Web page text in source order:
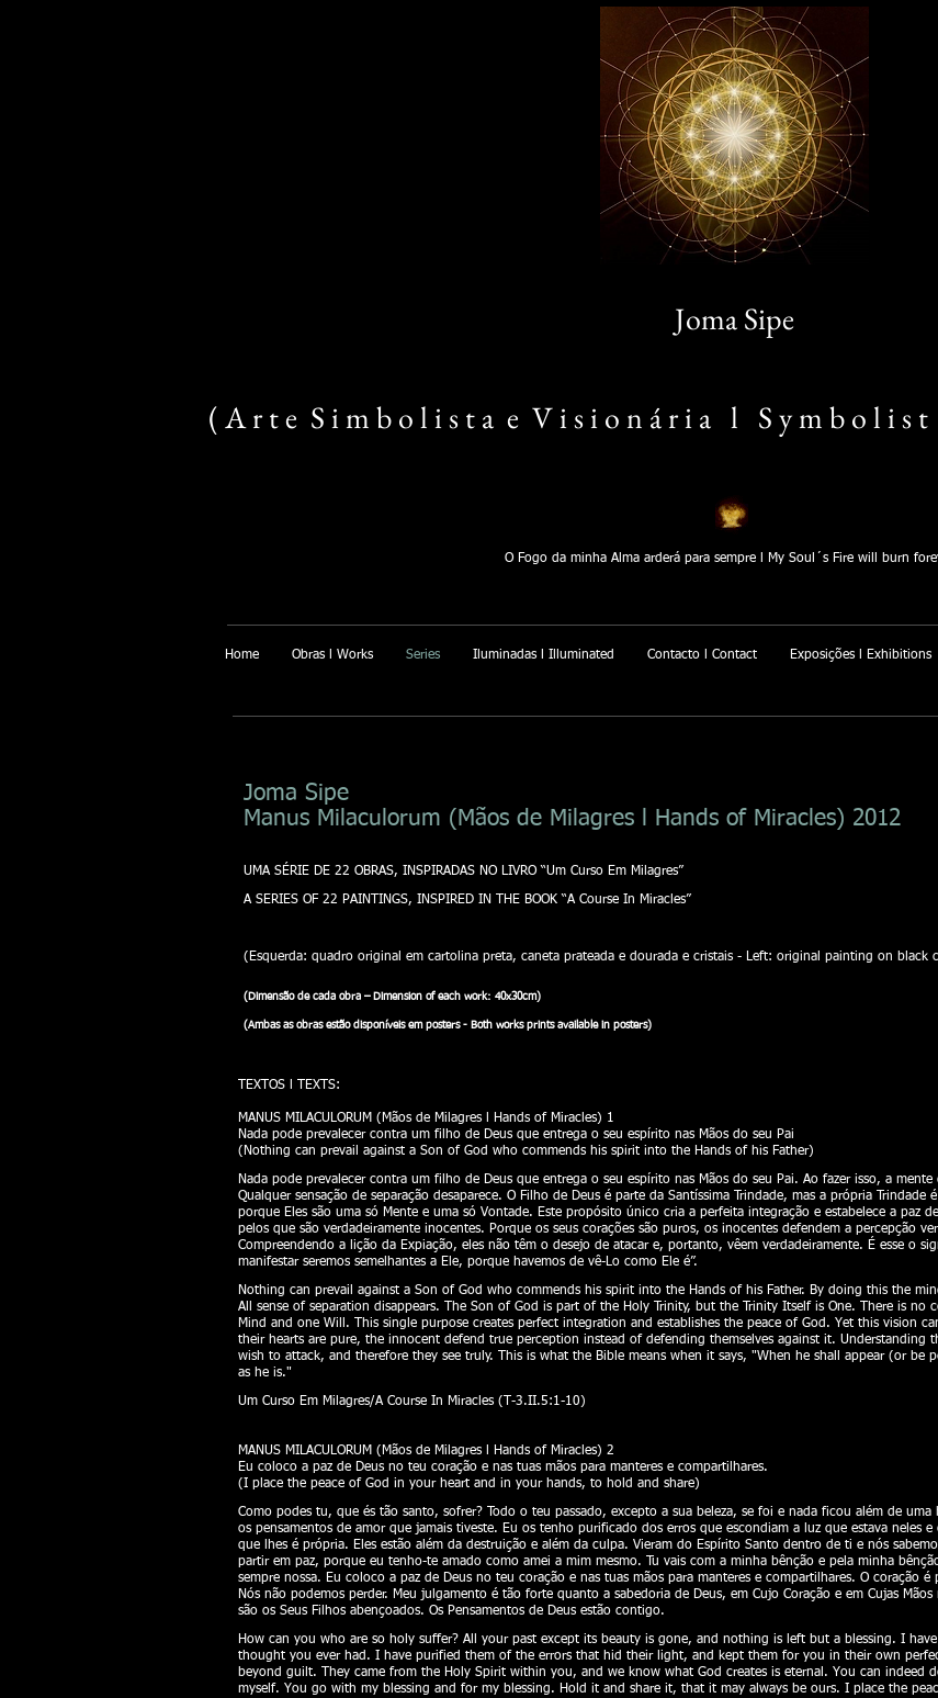
Joma Sipe
( A r t e S i m b o l i s t a e V i s i o n á r i a l S y m b o l i s
O Fogo da minha Alma arderá para sempre l My Soul´s Fire will burn
Home Obras l Works Series Iluminadas l Illuminated Contacto l Contact Exposições l Exhibitions
Joma Sipe
Manus Milaculorum (Mãos de Milagres l Hands of Miracles) 2012
UMA SÉRIE DE 22 OBRAS, INSPIRADAS NO LIVRO “Um Curso Em Milagres”
A SERIES OF 22 PAINTINGS, INSPIRED IN THE BOOK “A Course In Miracles”
(Esquerda: quadro original em cartolina preta, caneta prateada e dourada e cristais - Left: original painting on
(Dimensão de cada obra – Dimension of each work: 40x30cm)
(Ambas as obras estão disponíveis em posters - Both works prints available in posters)
TEXTOS l TEXTS:
MANUS MILACULORUM (Mãos de Milagres l Hands of Miracles) 1
Nada pode prevalecer contra um filho de Deus que entrega o seu espírito nas Mãos do seu Pai
(Nothing can prevail against a Son of God who commends his spirit into the Hands of his Father)
Nada pode prevalecer contra um filho de Deus que entrega o seu espírito nas Mãos do seu Pai. Ao fazer isso, a
Qualquer sensação de separação desaparece. O Filho de Deus é parte da Santíssima Trindade, mas a própria
porque Eles são uma só Mente e uma só Vontade. Este propósito único cria a perfeita integração e estabelece a paz
pelos que são verdadeiramente inocentes. Porque os seus corações são puros, os inocentes defendem a percepção
Compreendendo a lição da Expiação, eles não têm o desejo de atacar e, portanto, vêem verdadeiramente. É esse o
manifestar seremos semelhantes a Ele, porque havemos de vê-Lo como Ele é”.
Nothing can prevail against a Son of God who commends his spirit into the Hands of his Father. By doing this the
All sense of separation disappears. The Son of God is part of the Holy Trinity, but the Trinity Itself is One. There is no
Mind and one Will. This single purpose creates perfect integration and establishes the peace of God. Yet this vision
their hearts are pure, the innocent defend true perception instead of defending themselves against it. Understanding
wish to attack, and therefore they see truly. This is what the Bible means when it says, "When he shall appear (or be
as he is."
Um Curso Em Milagres/A Course In Miracles (T-3.II.5:1-10)
MANUS MILACULORUM (Mãos de Milagres l Hands of Miracles) 2
Eu coloco a paz de Deus no teu coração e nas tuas mãos para manteres e compartilhares.
(I place the peace of God in your heart and in your hands, to hold and share)
Como podes tu, que és tão santo, sofrer? Todo o teu passado, excepto a sua beleza, se foi e nada ficou além de
os pensamentos de amor que jamais tiveste. Eu os tenho purificado dos erros que escondiam a luz que estava neles
que lhes é própria. Eles estão além da destruição e além da culpa. Vieram do Espírito Santo dentro de ti e nós
partir em paz, porque eu tenho-te amado como amei a mim mesmo. Tu vais com a minha bênção e pela minha
sempre nossa. Eu coloco a paz de Deus no teu coração e nas tuas mãos para manteres e compartilhares. O coração
Nós não podemos perder. Meu julgamento é tão forte quanto a sabedoria de Deus, em Cujo Coração e em Cujas
são os Seus Filhos abençoados. Os Pensamentos de Deus estão contigo.
How can you who are so holy suffer? All your past except its beauty is gone, and nothing is left but a blessing. I
thought you ever had. I have purified them of the errors that hid their light, and kept them for you in their own
beyond guilt. They came from the Holy Spirit within you, and we know what God creates is eternal. You can indeed
myself. You go with my blessing and for my blessing. Hold it and share it, that it may always be ours. I place the